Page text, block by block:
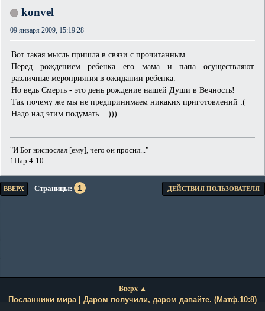
konvel
09 января 2009, 15:19:28
Вот такая мысль пришла в связи с прочитанным...
Перед рождением ребенка его мама и папа осуществляют
различные мероприятия в ожидании ребенка.
Но ведь Смерть - это день рождение нашей Души в Вечность!
Так почему же мы не предпринимаем никаких приготовлений :(
Надо над этим подумать....)))
"И Бог ниспослал [ему], чего он просил..."
1Пар 4:10
ВВЕРХ Страницы 1 ДЕЙСТВИЯ ПОЛЬЗОВАТЕЛЯ
Вверх ▲
Посланники мира | Даром получили, даром давайте. (Матф.10:8)